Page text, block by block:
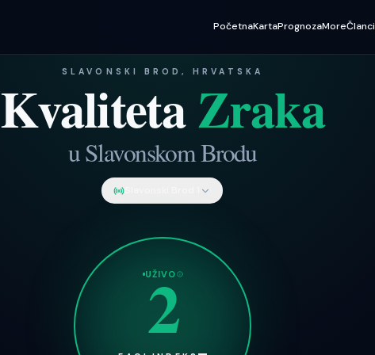
PočetnaKartaPrognozaMoreČlanci
SLAVONSKI BROD, HRVATSKA
KvalitetaZraka
uSlavonskom Brodu
UŽIVO
2